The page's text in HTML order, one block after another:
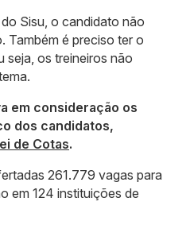
Sisu, o candidato não
Também é preciso ter o
seja, os treineiros não
em consideração os
dos candidatos,
de Cotas.
261.779 vagas para
em 124 instituições de